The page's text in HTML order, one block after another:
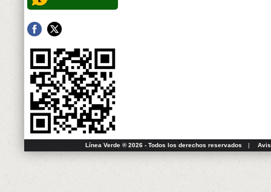
Línea Verde ® 2026 - Todos los derechos reservados |